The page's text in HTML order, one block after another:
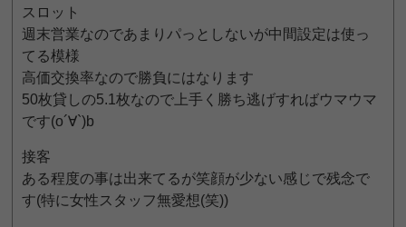
スロット
週末営業なのであまりパっとしないが中間設定は使っ
てる模様
高価交換率なので勝負にはなります
50枚貸しの5.1枚なので上手く勝ち逃げすればウマウマ
です(o´∀`)b
接客
ある程度の事は出来てるが笑顔が少ない感じで残念で
す(特に女性スタッフ無愛想(笑))